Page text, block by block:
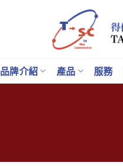
品牌介紹 產品 服務